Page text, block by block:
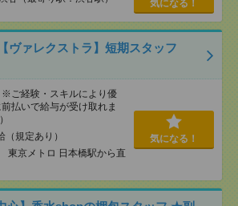
気になる！
ヴァレクストラ】短期スタッフ
ご経験・スキルにより優
払いで給与が受け取れま
規定あり）
東京メトロ 日本橋駅から直
気になる！